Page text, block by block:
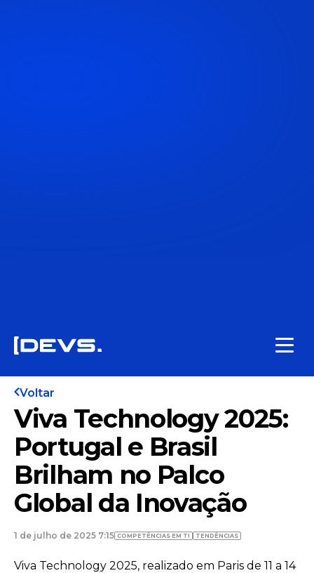
Voltar
Viva Technology 2025:
Portugal e Brasil
Brilham no Palco
Global da Inovação
1 de julho de 2025 7:15 COMPETÊNCIAS EM TI TENDÊNCIAS
Viva Technology 2025, realizado em Paris de 11 a 14